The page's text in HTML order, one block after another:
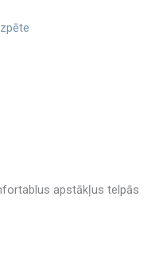
apstākļus telpās